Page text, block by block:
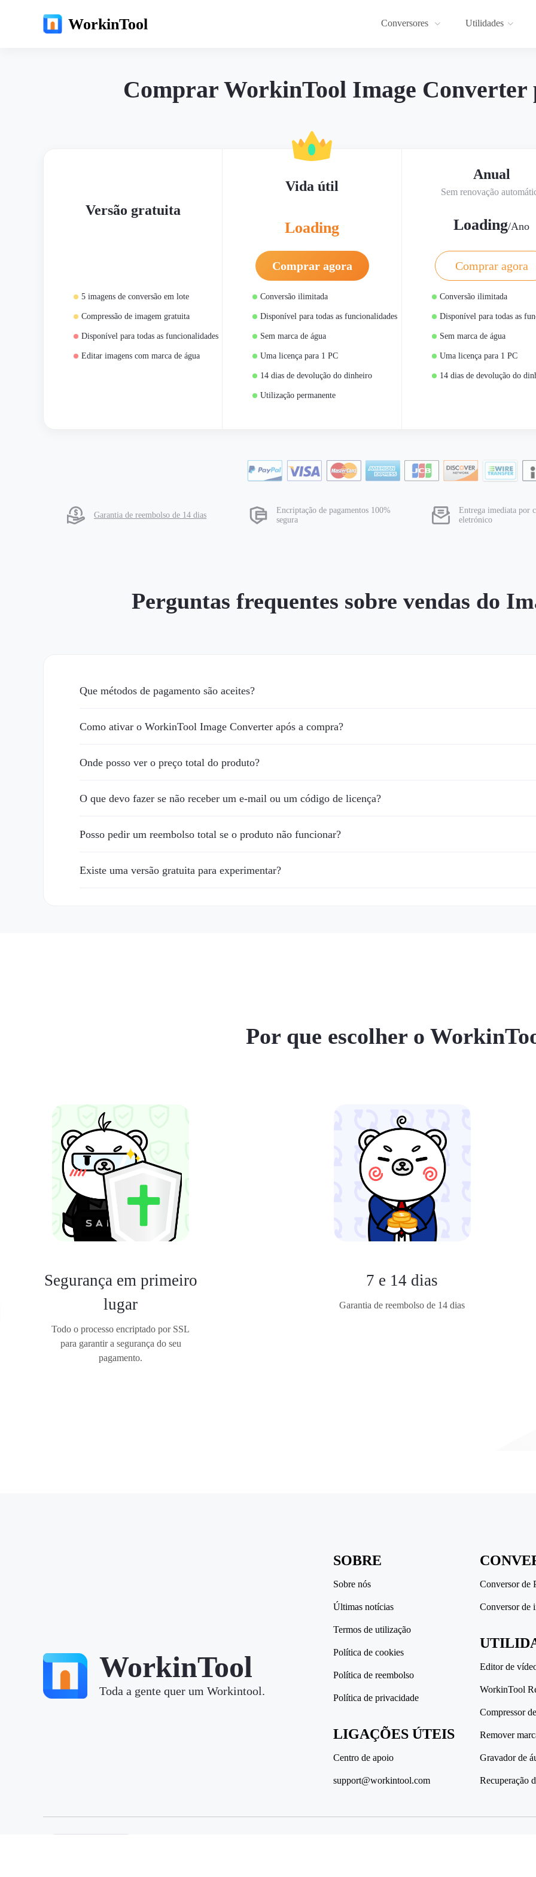
WorkinTool Conversores Utilidades
Comprar WorkinTool Image Converter
Versão gratuita
5 imagens de conversão em lote
Compressão de imagem gratuita
Disponível para todas as funcionalidades
Editar imagens com marca de água
Vida útil
Loading
Comprar agora
Conversão ilimitada
Disponível para todas as funcionalidades
Sem marca de água
Uma licença para 1 PC
14 dias de devolução do dinheiro
Utilização permanente
Anual
Sem renovação
Loading/Ano
Comprar agora
Conversão ilimitada
Disponível para todas as
Sem marca de água
Uma licença para 1 PC
14 dias de devolução do
Garantia de reembolso de 14 dias
Encriptação de pagamentos 100%
segura
Entrega imediata por
eletrónico
Perguntas frequentes sobre vendas do
Que métodos de pagamento são aceites?
Como ativar o WorkinTool Image Converter após a compra?
Onde posso ver o preço total do produto?
O que devo fazer se não receber um e-mail ou um código de licença?
Posso pedir um reembolso total se o produto não funcionar?
Existe uma versão gratuita para experimentar?
Por que escolher o
Segurança em primeiro
lugar
Todo o processo encriptado por SSL
para garantir a segurança do seu
pagamento.
7 e 14 dias
Garantia de reembolso de 14 dias
WorkinTool
Toda a gente quer um Workintool.
SOBRE
Sobre nós
Últimas notícias
Termos de utilização
Política de cookies
Política de reembolso
Política de privacidade
LIGAÇÕES ÚTEIS
Centro de apoio
support@workintool.com
Conversor de
Conversor de
Editor de
WorkinTool
Compressor
Remover
Gravador de
Recuperação